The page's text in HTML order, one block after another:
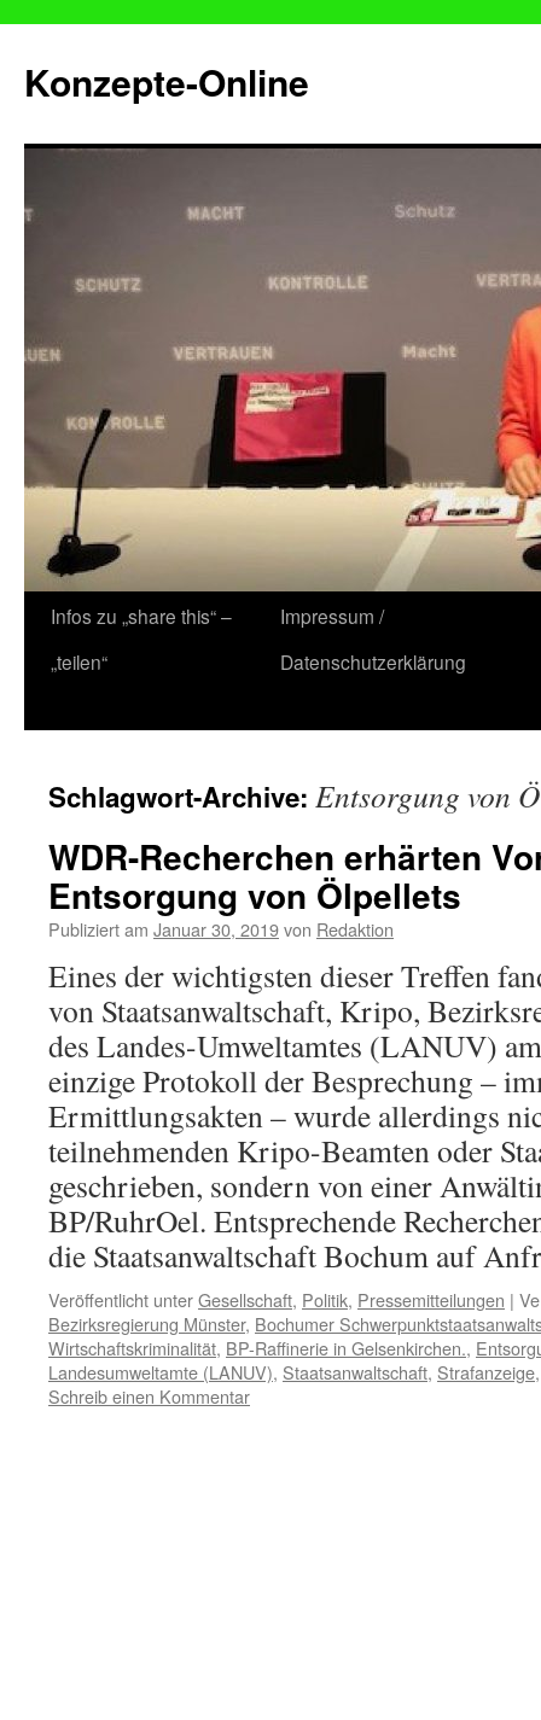
Konzepte-Online
Zum
Inhalt
Infos zu „share this“ –
„teilen“
Impressum /
Datenschutzerklärung
Schlagwort-Archive: Entsorgung von
WDR-Recherchen erhärten
Entsorgung von Ölpellets
Publiziert am Januar 30, 2019von Redaktion
Eines der wichtigsten dieser Treffen
von Staatsanwaltschaft, Kripo,
des Landes-Umweltamtes (LANUV)
einzige Protokoll der Besprechung –
Ermittlungsakten – wurde allerdings
teilnehmenden Kripo-Beamten oder
geschrieben, sondern von einer
BP/RuhrOel. Entsprechende
die Staatsanwaltschaft Bochum auf
Veröffentlicht unterGesellschaft, Politik, Pressemitteilungen |
Bezirksregierung Münster, Bochumer
Wirtschaftskriminalität, BP-Raffinerie in Gelsenkirchen.,
Landesumweltamte (LANUV), Staatsanwaltschaft, Strafanzeige
Schreib einen Kommentar